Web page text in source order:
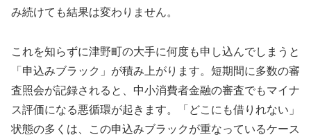
み続けても結果は変わりません。
これを知らずに津野町の大手に何度も申し込んでしまうと
「申込みブラック」が積み上がります。短期間に多数の審
査照会が記録されると、中小消費者金融の審査でもマイナ
ス評価になる悪循環が起きます。「どこにも借りれない」
状態の多くは、この申込みブラックが重なっているケース